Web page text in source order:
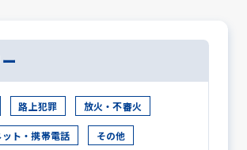
路上犯罪 放火・不審火
ト・携帯電話 その他